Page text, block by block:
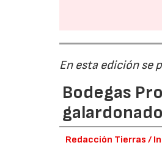
En esta edición se
Bodegas
Redacción Tierras /